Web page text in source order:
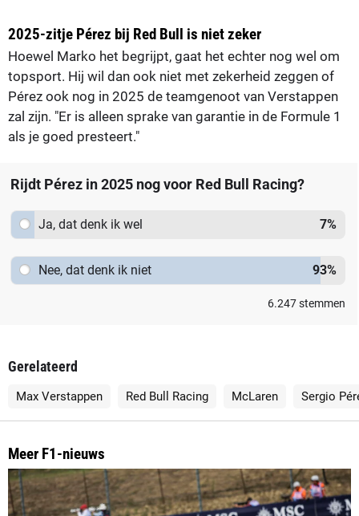
2025-zitje Pérez bij Red Bull is niet zeker
Hoewel Marko het begrijpt, gaat het echter nog wel om
topsport. Hij wil dan ook niet met zekerheid zeggen of
Pérez ook nog in 2025 de teamgenoot van Verstappen
zal zijn. "Er is alleen sprake van garantie in de Formule 1
als je goed presteert."
Rijdt Pérez in 2025 nog voor Red Bull Racing?
Ja, dat denk ik wel 7%
Nee, dat denk ik niet 93%
6.247stemmen
Gerelateerd
Max Verstappen Red Bull Racing McLaren Sergio
Meer F1-nieuws